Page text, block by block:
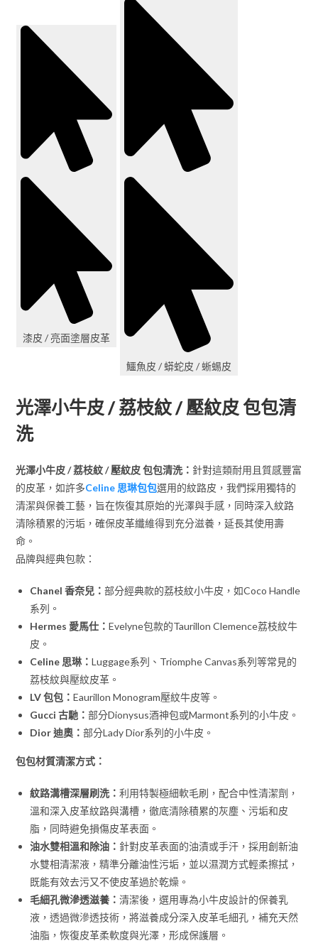
漆皮 / 亮面塗層皮革
鱷魚皮 / 蟒蛇皮 / 蜥蜴皮
光澤小牛皮 / 荔枝紋 / 壓紋皮 包包清
洗
光澤小牛皮 / 荔枝紋 / 壓紋皮 包包清洗： 針對這類耐用且質感豐富
的皮革，如許多Celine 思琳包包選用的紋路皮，我們採用獨特的
清潔與保養工藝，旨在恢復其原始的光澤與手感，同時深入紋路
清除積累的污垢，確保皮革纖維得到充分滋養，延長其使用壽
命。
品牌與經典包款：
Chanel 香奈兒：部分經典款的荔枝紋小牛皮，如Coco Handle
系列。
Hermes 愛馬仕：Evelyne包款的Taurillon Clemence荔枝紋牛
皮。
Celine 思琳：Luggage系列、Triomphe Canvas系列等常見的
荔枝紋與壓紋皮革。
LV 包包：Eaurillon Monogram壓紋牛皮等。
Gucci 古馳：部分Dionysus酒神包或Marmont系列的小牛皮。
Dior 迪奧：部分Lady Dior系列的小牛皮。
包包材質清潔方式：
紋路溝槽深層刷洗：利用特製極細軟毛刷，配合中性清潔劑，
溫和深入皮革紋路與溝槽，徹底清除積累的灰塵、污垢和皮
脂，同時避免損傷皮革表面。
油水雙相溫和除油： 針對皮革表面的油漬或手汗，採用創新油
水雙相清潔液，精準分離油性污垢，並以濕潤方式輕柔擦拭，
既能有效去污又不使皮革過於乾燥。
毛細孔微滲透滋養：清潔後，選用專為小牛皮設計的保養乳
液，透過微滲透技術，將滋養成分深入皮革毛細孔，補充天然
油脂，恢復皮革柔軟度與光澤，形成保護層。